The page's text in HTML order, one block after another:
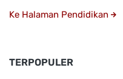
Ke Halaman Pendidikan
TERPOPULER